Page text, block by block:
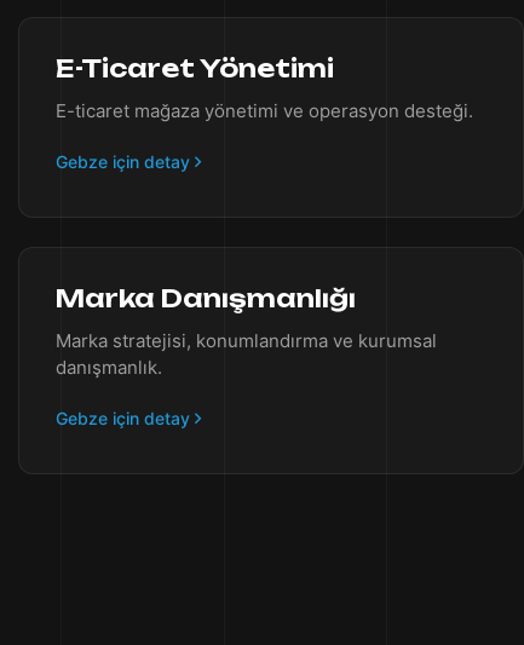
E-Ticaret Yönetimi
E-ticaret mağaza yönetimi ve operasyon desteği.
Gebze için detay
Marka Danışmanlığı
Marka stratejisi, konumlandırma ve kurumsal
danışmanlık.
Gebze için detay